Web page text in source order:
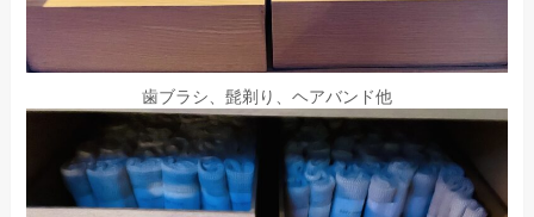
歯ブラシ、髭剃り、ヘアバンド他